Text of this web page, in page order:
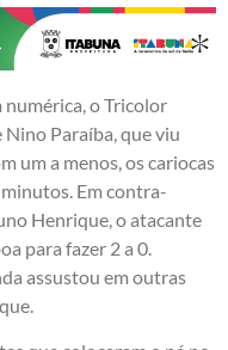
o Tricolor
Paraíba, que viu
um a menos, os cariocas
Em contra-
Henrique, o atacante
para fazer 2 a 0.
assustou em outras